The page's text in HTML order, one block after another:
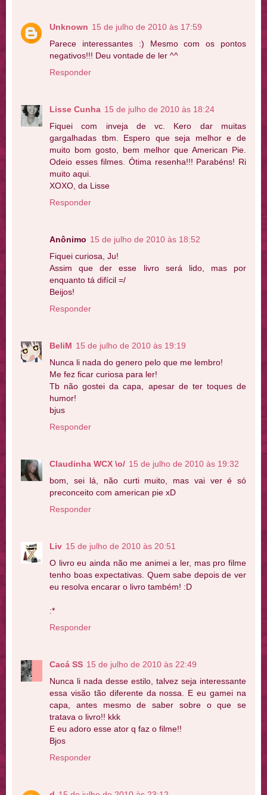
Unknown 15 de julho de 2010 às 17:59
Parece interessantes :) Mesmo com os pontos
negativos!!! Deu vontade de ler ^^
Responder
Lisse Cunha 15 de julho de 2010 às 18:24
Fiquei com inveja de vc. Kero dar muitas
gargalhadas tbm. Espero que seja melhor e de
muito bom gosto, bem melhor que American Pie.
Odeio esses filmes. Ótima resenha!!! Parabéns! Ri
muito aqui.
XOXO, da Lisse
Responder
Anônimo 15 de julho de 2010 às 18:52
Fiquei curiosa, Ju!
Assim que der esse livro será lido, mas por
enquanto tá difícil =/
Beijos!
Responder
BeliM 15 de julho de 2010 às 19:19
Nunca li nada do genero pelo que me lembro!
Me fez ficar curiosa para ler!
Tb não gostei da capa, apesar de ter toques de
humor!
bjus
Responder
Claudinha WCX \o/ 15 de julho de 2010 às 19:32
bom, sei lá, não curti muito, mas vai ver é só
preconceito com american pie xD
Responder
Liv 15 de julho de 2010 às 20:51
O livro eu ainda não me animei a ler, mas pro filme
tenho boas expectativas. Quem sabe depois de ver
eu resolva encarar o livro também! :D
:*
Responder
Cacá SS 15 de julho de 2010 às 22:49
Nunca li nada desse estilo, talvez seja interessante
essa visão tão diferente da nossa. E eu gamei na
capa, antes mesmo de saber sobre o que se
tratava o livro!! kkk
E eu adoro esse ator q faz o filme!!
Bjos
Responder